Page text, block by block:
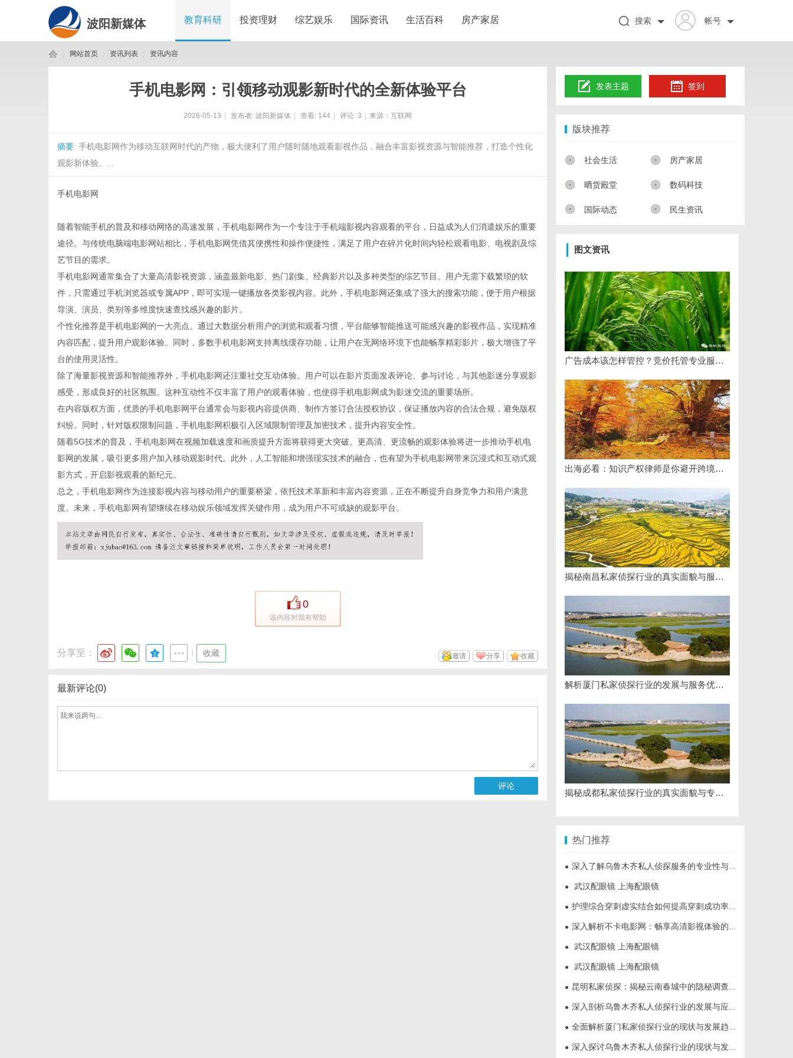
波阳新媒体 教育科研 投资理财 综艺娱乐 国际资讯 生活百科 房产家居 帐号
搜索
网站首页 资讯列表 资讯内容
手机电影网：引领移动观影新时代的全新体验平台
2026-05-13 发布者: 波阳新媒体 查看: 144 评论: 3 来源：互联网
摘要: 手机电影网作为移动互联网时代的产物，极大便利了用户随时随地观看影视作品，融合丰富影视资源与智能推荐，打造个性化
观影新体验。...
手机电影网
随着智能手机的普及和移动网络的高速发展，手机电影网作为一个专注于手机端影视内容观看的平台，日益成为人们消遣娱乐的重要
途径。与传统电脑端电影网站相比，手机电影网凭借其便携性和操作便捷性，满足了用户在碎片化时间内轻松观看电影、电视剧及综
艺节目的需求。
手机电影网通常集合了大量高清影视资源，涵盖最新电影、热门剧集、经典影片以及多种类型的综艺节目。用户无需下载繁琐的软
件，只需通过手机浏览器或专属APP，即可实现一键播放各类影视内容。此外，手机电影网还集成了强大的搜索功能，便于用户根据
导演、演员、类别等多维度快速查找感兴趣的影片。
个性化推荐是手机电影网的一大亮点。通过大数据分析用户的浏览和观看习惯，平台能够智能推送可能感兴趣的影视作品，实现精准
内容匹配，提升用户观影体验。同时，多数手机电影网支持离线缓存功能，让用户在无网络环境下也能畅享精彩影片，极大增强了平
台的使用灵活性。
除了海量影视资源和智能推荐外，手机电影网还注重社交互动体验。用户可以在影片页面发表评论、参与讨论，与其他影迷分享观影
感受，形成良好的社区氛围。这种互动性不仅丰富了用户的观看体验，也使得手机电影网成为影迷交流的重要场所。
在内容版权方面，优质的手机电影网平台通常会与影视内容提供商、制作方签订合法授权协议，保证播放内容的合法合规，避免版权
纠纷。同时，针对版权限制问题，手机电影网积极引入区域限制管理及加密技术，提升内容安全性。
随着5G技术的普及，手机电影网在视频加载速度和画质提升方面将获得更大突破。更高清、更流畅的观影体验将进一步推动手机电
影网的发展，吸引更多用户加入移动观影时代。此外，人工智能和增强现实技术的融合，也有望为手机电影网带来沉浸式和互动式观
影方式，开启影视观看的新纪元。
总之，手机电影网作为连接影视内容与移动用户的重要桥梁，依托技术革新和丰富内容资源，正在不断提升自身竞争力和用户满意
度。未来，手机电影网有望继续在移动娱乐领域发挥关键作用，成为用户不可或缺的观影平台。
0
该内容对我有帮助
分享至： 收藏 收藏
分享
邀请
最新评论(0)
评论
发表主题 签到
版块推荐
社会生活 房产家居
晒货殿堂 数码科技
国际动态 民生资讯
图文资讯
广告成本该怎样管控？竞价托管专业服务商俐麸科技
出海必看：知识产权律师是你避开跨境雷区的安全垫
揭秘南昌私家侦探行业的真实面貌与服务价值详解
解析厦门私家侦探行业的发展与服务优势全面指南
揭秘成都私家侦探行业的真实面貌与专业服务
热门推荐
● 深入了解乌鲁木齐私人侦探服务的专业性与应用领域
● 武汉配眼镜 上海配眼镜
● 护理综合穿刺虚实结合如何提高穿刺成功率？立方幻境给出答案
● 深入解析不卡电影网：畅享高清影视体验的最佳选择
● 武汉配眼镜 上海配眼镜
● 武汉配眼镜 上海配眼镜
● 昆明私家侦探：揭秘云南春城中的隐秘调查力量
● 深入剖析乌鲁木齐私人侦探行业的发展与应用现状
● 全面解析厦门私家侦探行业的现状与发展趋势
● 深入探讨乌鲁木齐私人侦探行业的现状与发展趋势